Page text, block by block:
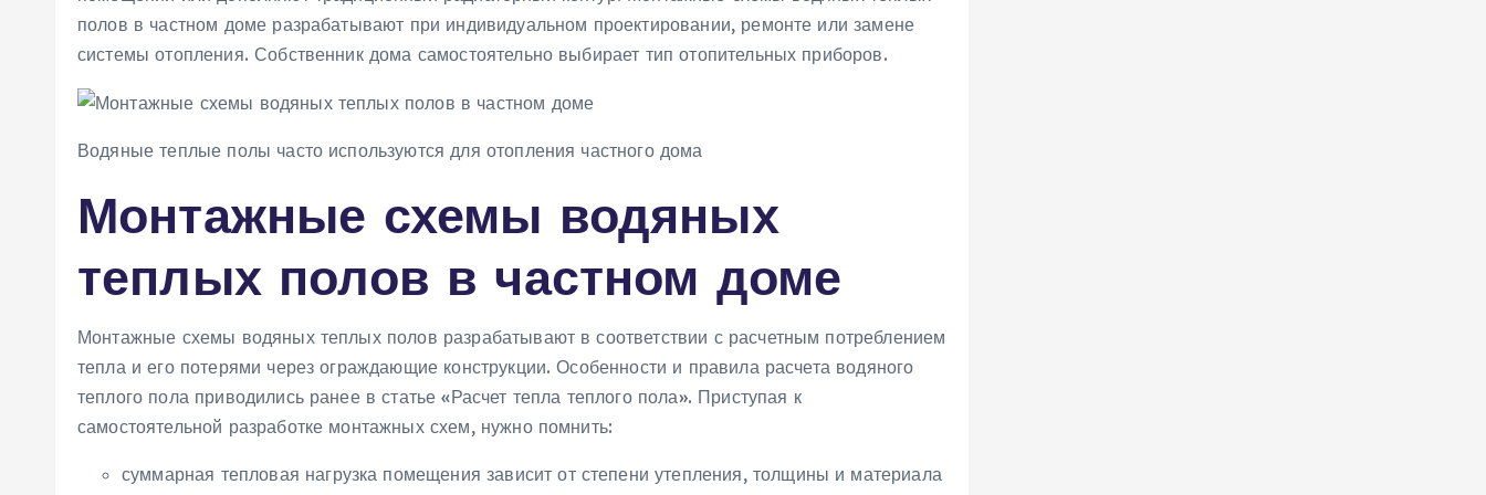
полов в частном доме разрабатывают при индивидуальном проектировании, ремонте или замене
системы отопления. Собственник дома самостоятельно выбирает тип отопительных приборов.
Водяные теплые полы часто используются для отопления частного дома
Монтажные схемы водяных
теплых полов в частном доме
Монтажные схемы водяных теплых полов разрабатывают в соответствии с расчетным потреблением
тепла и его потерями через ограждающие конструкции. Особенности и правила расчета водяного
теплого пола приводились ранее в статье «Расчет тепла теплого пола». Приступая к
самостоятельной разработке монтажных схем, нужно помнить:
суммарная тепловая нагрузка помещения зависит от степени утепления, толщины и материала